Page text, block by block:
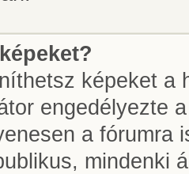
képeket a
engedélyezte
a fórumra
mindenki